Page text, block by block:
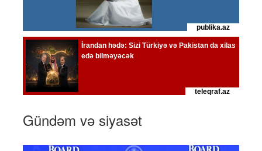
Gündəm və siyasət